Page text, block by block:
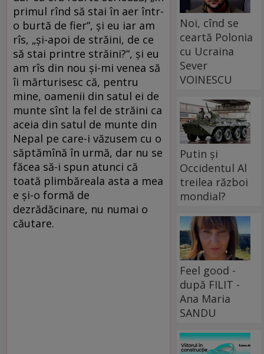
primul rînd să stai în aer într-
o burtă de fier“, și eu iar am
rîs, „și-apoi de străini, de ce
să stai printre străini?“, și eu
am rîs din nou și-mi venea să
îi mărturisesc că, pentru
mine, oamenii din satul ei de
munte sînt la fel de străini ca
aceia din satul de munte din
Nepal pe care-i văzusem cu o
săptămînă în urmă, dar nu se
făcea să-i spun atunci că
toată plimbăreala asta a mea
e și-o formă de
dezrădăcinare, nu numai o
căutare.
Noi, cînd se
ceartă Polonia
cu Ucraina
Sever
VOINESCU
Putin și
Occidentul Al
treilea război
mondial?
Feel good -
după FILIT -
Ana Maria
SANDU